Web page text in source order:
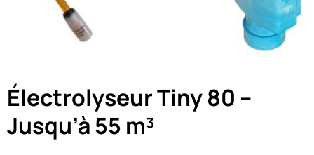
Électrolyseur Tiny 80 –
Jusqu’à 55 m³